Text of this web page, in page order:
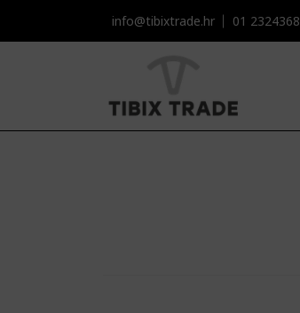
info@tibixtrade.hr 01 2324368